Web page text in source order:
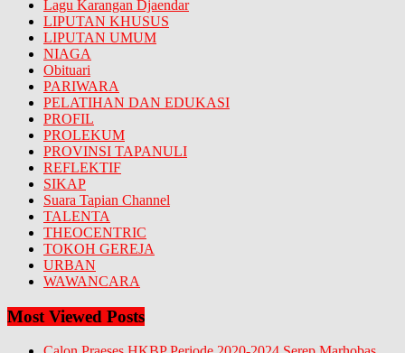
Lagu Karangan Djaendar
LIPUTAN KHUSUS
LIPUTAN UMUM
NIAGA
Obituari
PARIWARA
PELATIHAN DAN EDUKASI
PROFIL
PROLEKUM
PROVINSI TAPANULI
REFLEKTIF
SIKAP
Suara Tapian Channel
TALENTA
THEOCENTRIC
TOKOH GEREJA
URBAN
WAWANCARA
Most Viewed Posts